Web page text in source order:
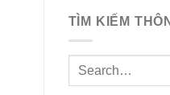
TÌM KIẾM